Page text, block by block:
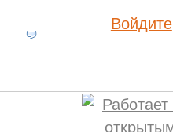
Войдите